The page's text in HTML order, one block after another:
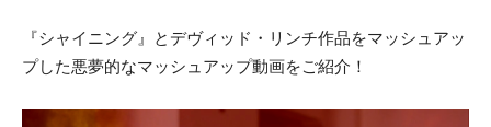
『シャイニング』とデヴィッド・リンチ作品をマッシュアッ
プした悪夢的なマッシュアップ動画をご紹介！